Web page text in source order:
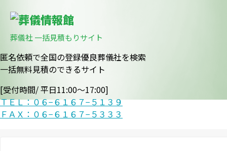
葬儀社 一括見積もりサイト
匿名依頼で全国の登録優良葬儀社を検索
一括無料見積のできるサイト
[受付時間/ 平日11:00〜17:00]
ＴＥＬ：０６−６１６７−５１３９
ＦＡＸ：０６−６１６７−５３３３